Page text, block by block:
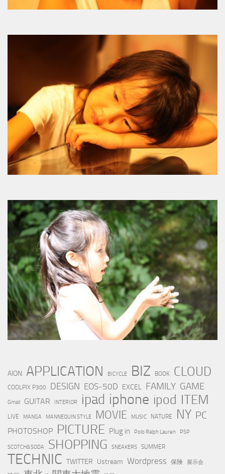
AION APPLICATION BICYCLE BIZ BOOK CLOUD
COOLPIX P300 DESIGN EOS-50D EXCEL FAMILY GAME
Gmail GUITAR INTERIOR ipad iphone ipod ITEM
LIVE MANGA MANNEQUIN STYLE MOVIE MUSIC NATURE NY PC
PHOTOSHOP PICTURE Plug in Polo Ralph Lauren PSP
SCOTCH&SODA SHOPPING SNEAKERS SUMMER
TECHNIC TWITTER Ustream Wordpress 保険 展示会